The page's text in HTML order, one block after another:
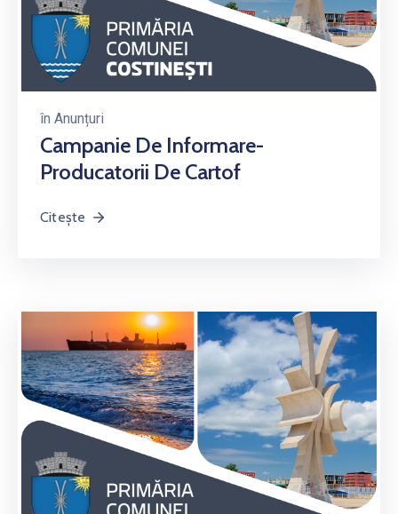
în Anunțuri
Campanie De Informare-
Producatorii De Cartof
Citește